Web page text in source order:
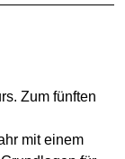
Zum fünften
mit einem